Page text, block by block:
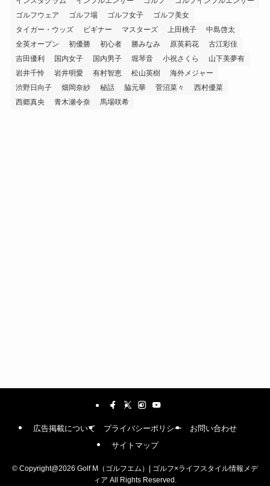
ゴルフウェア
ゴルフ場 ゴルフ女子
ゴルフ美女
タイガー・ウッズ
ビギナー マスターズ 上田桃子
中島啓太
全英オープン
初優勝 初心者 勝みなみ 原英莉花
古江彩佳
吉田優利
国内女子 国内男子 堀琴音 小祝さくら
山下美夢有
岩井千怜
岩井明愛 有村智恵 松山英樹
海外メジャー
渋野日向子
畑岡奈紗 秘話 脇元華 菅沼菜々
西村優菜
西郷真央
青木瀬令奈 馬場咲希
広告掲載について プライバシーポリシー
お問い合わせ
サイトマップ
© Copyright@2026 Golf M（ゴルフエム）| ゴルフ×ライフスタイル情報メデ
ィア All Rights Reserved.